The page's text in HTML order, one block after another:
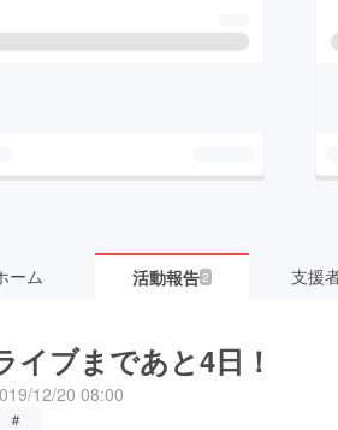
ーム 活動報告2 支援
イブまであと4日！
12/20 08:00
＃